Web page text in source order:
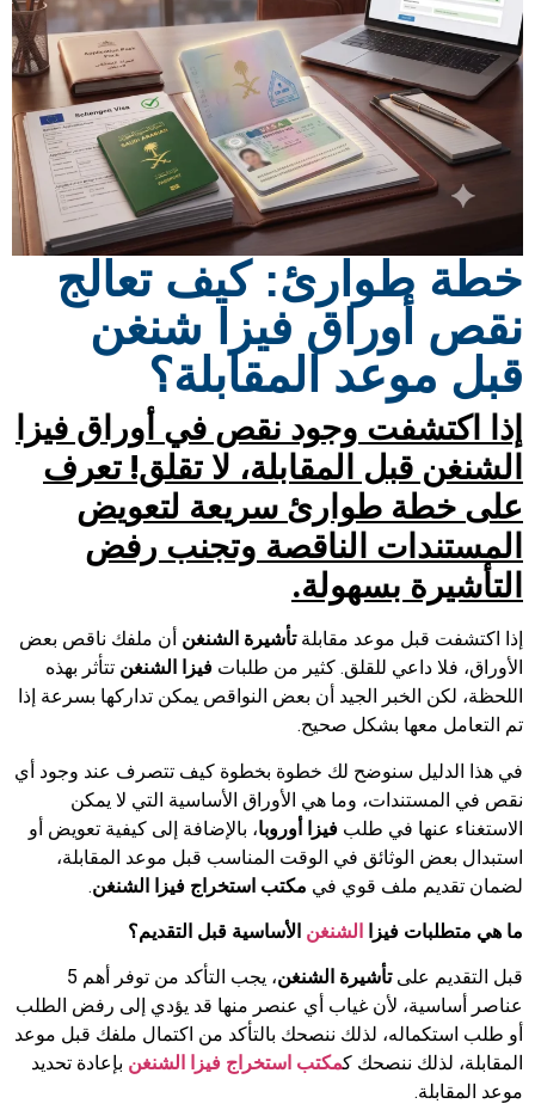
خطة طوارئ: كيف تعالج
نقص أوراق فيزا شنغن
قبل موعد المقابلة؟
إذا اكتشفت وجود نقص في أوراق فيزا
الشنغن قبل المقابلة، لا تقلق! تعرف
على خطة طوارئ سريعة لتعويض
المستندات الناقصة وتجنب رفض
التأشيرة بسهولة.
إذا اكتشفت قبل موعد مقابلةتأشيرة الشنغن أن ملفك ناقص بعض
الأوراق، فلا داعي للقلق. كثير من طلبات فيزا الشنغن تتأثر بهذه
اللحظة، لكن الخبر الجيد أن بعض النواقص يمكن تداركها بسرعة إذا
تم التعامل معها بشكل صحيح.
في هذا الدليل سنوضح لك خطوة بخطوة كيف تتصرف عند وجود أي
نقص في المستندات، وما هي الأوراق الأساسية التي لا يمكن
الاستغناء عنها في طلب فيزا أوروبا، بالإضافة إلى كيفية تعويض أو
استبدال بعض الوثائق في الوقت المناسب قبل موعد المقابلة،
لضمان تقديم ملف قوي في مكتب استخراج فيزا الشنغن.
ما هي متطلبات فيزا الشنغن الأساسية قبل التقديم؟
قبل التقديم علىتأشيرة الشنغن
، يجب التأكد من توفر أهم 5
عناصر أساسية، لأن غياب أي عنصر منها قد يؤدي إلى رفض الطلب
أو طلب استكماله، لذلك ننصحك بالتأكد من اكتمال ملفك قبل موعد
المقابلة، لذلك ننصحك كمكتب استخراج فيزا الشنغن بإعادة تحديد
موعد المقابلة.